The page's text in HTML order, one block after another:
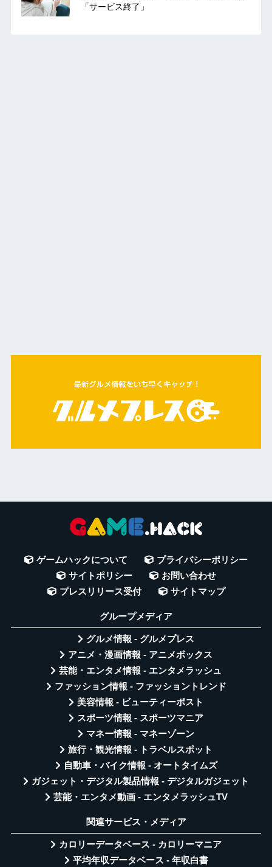
「サービス終了」
ゲームハックについて
プライバシーポリシー
サイトポリシー
お問い合わせ
プレスリリース受付
サイトマップ
グループメディア
グルメ情報 - グルメプレス
アニメ・漫画情報 - アニメボックス
芸能・エンタメ情報 - エンタメラッシュ
ファッション情報 - ファッショントレンド
美容情報 - ビューティーポスト
スポーツ情報 - スポーツマニア
マネー情報 - マネーゾーン
旅行・観光情報 - トラベルスポット
自動車・バイク情報 - オートタイムズ
ガジェット・デジタル製品情報 - デジタルガジェット
芸能・エンタメ動画 - エンタメラッシュTV
関連サービス・メディア
カロリーデータベース - カロリーマニア
平均年収データベース - 年収白書